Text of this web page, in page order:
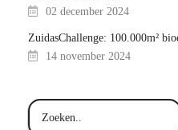
02 december 2024
ZuidasChallenge: 100.000m²
14 november 2024